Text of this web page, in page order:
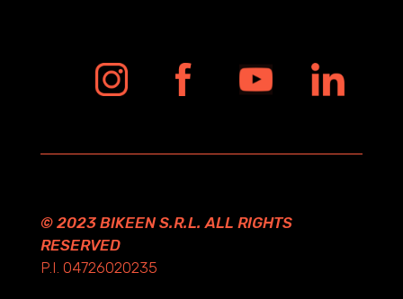
© 2023 BIKEEN S.R.L. ALL RIGHTS
RESERVED
P.I. 04726020235